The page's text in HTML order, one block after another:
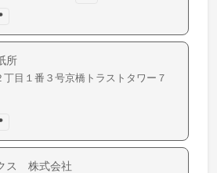
所
丁目１番３号京橋トラストタワー７
ス 株式会社